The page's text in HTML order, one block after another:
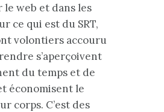
web et dans les
ce qui est du SRT,
volontiers accouru
s’aperçoivent
du temps et de
économisent le
corps. C’est des